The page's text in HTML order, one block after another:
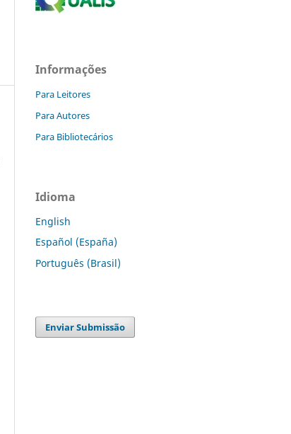
Informações
Para Leitores
Para Autores
Para Bibliotecários
Idioma
English
Español (España)
Português (Brasil)
Enviar Submissão